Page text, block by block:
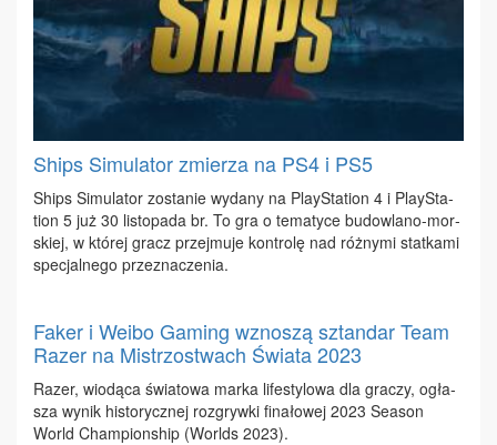
Ships Simulator zmierza na PS4 i PS5
Ships Si­mu­la­tor zo­sta­nie wy­da­ny na Play­Sta­tion 4 i Play­Sta­
tion 5 już 30 li­sto­pa­da br. To gra o te­ma­ty­ce bu­dow­la­no-mor­
skiej, w któ­rej gracz przej­mu­je kon­tro­lę nad róż­ny­mi stat­ka­mi
spe­cjal­ne­go prze­zna­cze­nia.
Faker i Weibo Gaming wznoszą sztandar Team
Razer na Mistrzostwach Świata 2023
Ra­zer, wio­dą­ca świa­to­wa mar­ka li­fe­sty­lo­wa dla gra­czy, ogła­
sza wy­nik hi­sto­rycz­nej roz­gryw­ki fi­na­ło­wej 2023 Se­ason
World Cham­pion­ship (Worlds 2023).